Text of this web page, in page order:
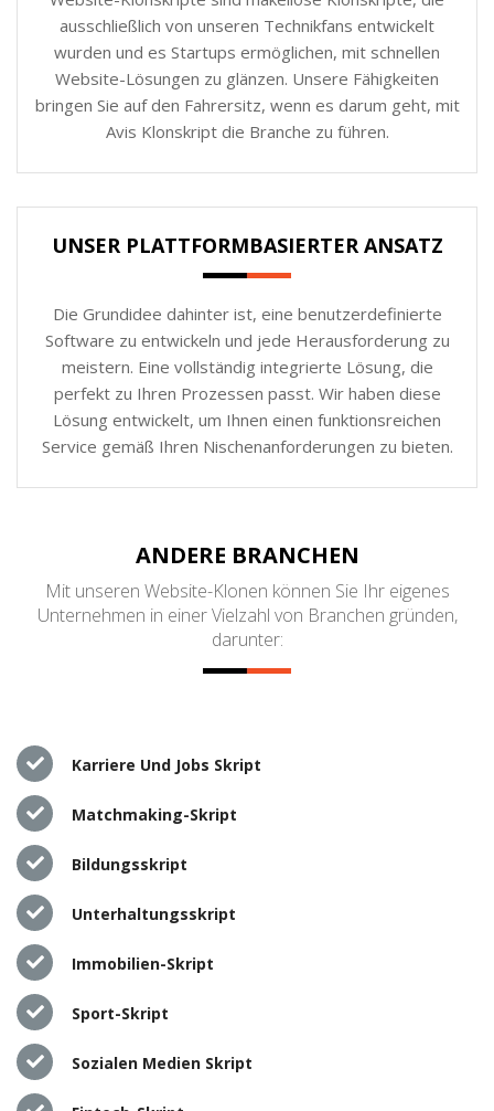
ausschließlich von unseren Technikfans entwickelt
wurden und es Startups ermöglichen, mit schnellen
Website-Lösungen zu glänzen. Unsere Fähigkeiten
bringen Sie auf den Fahrersitz, wenn es darum geht, mit
Avis Klonskript die Branche zu führen.
UNSER PLATTFORMBASIERTER ANSATZ
Die Grundidee dahinter ist, eine benutzerdefinierte
Software zu entwickeln und jede Herausforderung zu
meistern. Eine vollständig integrierte Lösung, die
perfekt zu Ihren Prozessen passt. Wir haben diese
Lösung entwickelt, um Ihnen einen funktionsreichen
Service gemäß Ihren Nischenanforderungen zu bieten.
ANDERE BRANCHEN
Mit unseren Website-Klonen können Sie Ihr eigenes
Unternehmen in einer Vielzahl von Branchen gründen,
darunter:
Karriere Und Jobs Skript
Matchmaking-Skript
Bildungsskript
Unterhaltungsskript
Immobilien-Skript
Sport-Skript
Sozialen Medien Skript